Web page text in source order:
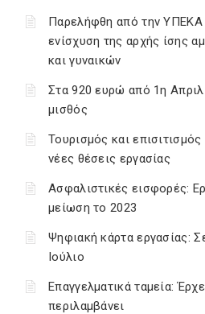
Παρελήφθη από την ΥΠΕΚΑ
ενίσχυση της αρχής ίσης
και γυναικών
Στα 920 ευρώ από 1η
μισθός
Τουρισμός και
νέες θέσεις εργασίας
Ασφαλιστικές εισφορές:
μείωση το 2023
Ψηφιακή κάρτα εργασίας:
Ιούλιο
Επαγγελματικά ταμεία:
περιλαμβάνει